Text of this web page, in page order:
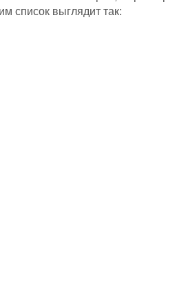
список выглядит так: